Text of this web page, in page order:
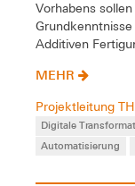
Vorhabens
Additiven
MEHR
Projektleitung
Digitale
Automatisierung